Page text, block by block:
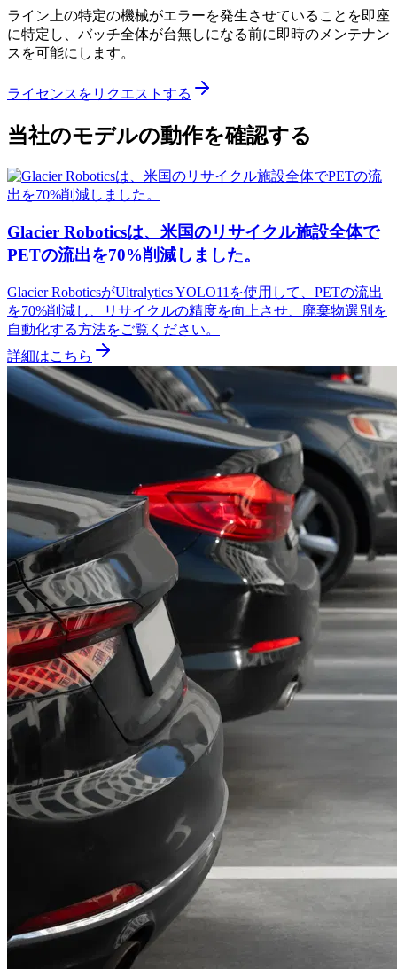
ライン上の特定の機械がエラーを発生させていることを即座
に特定し、バッチ全体が台無しになる前に即時のメンテナン
スを可能にします。
ライセンスをリクエストする
当社のモデルの動作を確認する
Glacier Roboticsは、米国のリサイクル施設全体で
PETの流出を70%削減しました。
Glacier RoboticsがUltralytics YOLO11を使用して、PETの流出
を70%削減し、リサイクルの精度を向上させ、廃棄物選別を
自動化する方法をご覧ください。
詳細はこちら